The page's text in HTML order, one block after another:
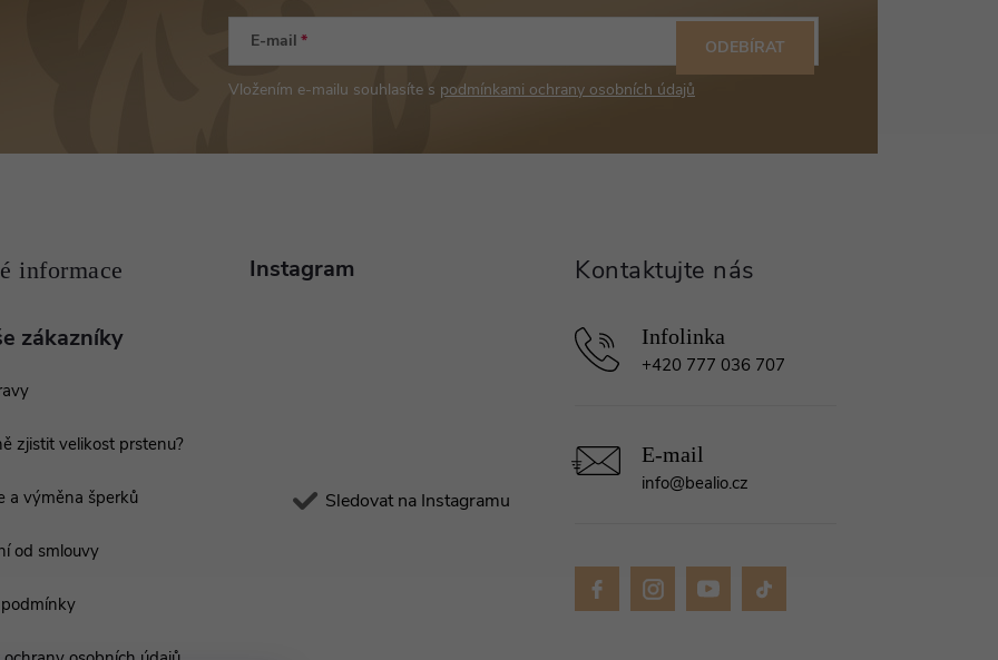
E-mail
Vložením e-mailu souhlasíte s podmínkami ochrany osobních údajů
ODEBÍRAT
zákazníky
zjistit velikost prstenu?
a výměna šperků
od smlouvy
Instagram
Sledovat na Instagramu
info@bealio.cz
+420 777 036 707